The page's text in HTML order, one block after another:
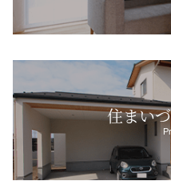
住まい